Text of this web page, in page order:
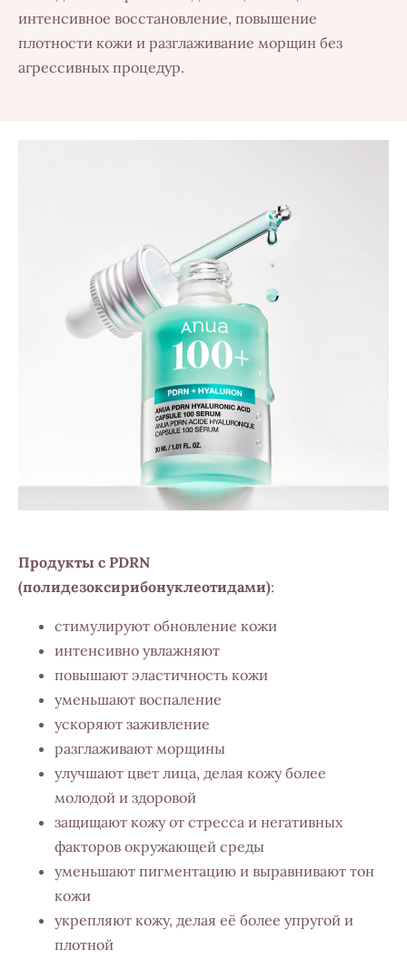
интенсивное восстановление, повышение
плотности кожи и разглаживание морщин без
агрессивных процедур.
Продукты с PDRN
(полидезоксирибонуклеотидами):
стимулируют обновление кожи
интенсивно увлажняют
повышают эластичность кожи
уменьшают воспаление
ускоряют заживление
разглаживают морщины
улучшают цвет лица, делая кожу более
молодой и здоровой
защищают кожу от стресса и негативных
факторов окружающей среды
уменьшают пигментацию и выравнивают тон
кожи
укрепляют кожу, делая её более упругой и
плотной